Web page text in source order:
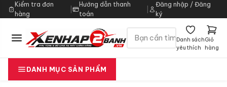
Kiểm tra đơn
hàng
|
Hướng dẫn thanh
toán
Đăng nhập / Đăng
ký
Danh sách
yêu thích
Giỏ
hàng
DANH MỤC SẢN PHẨM